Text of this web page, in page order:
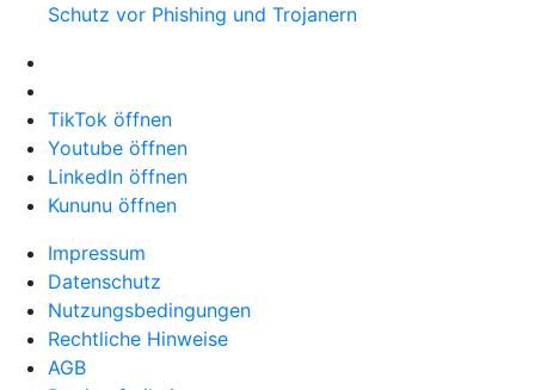
Schutz vor Phishing und Trojanern
TikTok öffnen
Youtube öffnen
LinkedIn öffnen
Kununu öffnen
Impressum
Datenschutz
Nutzungsbedingungen
Rechtliche Hinweise
AGB